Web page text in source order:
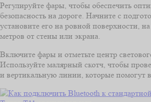
Регулируйте фары, чтобы обеспечить
безопасность на дороге. Начните с
установите его на ровной поверхности,
метров от стены или экрана.
Включите фары и отметьте центр
Используйте малярный скотч, чтобы
и вертикальную линии, которые помогут